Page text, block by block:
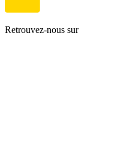
Retrouvez-nous sur